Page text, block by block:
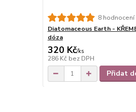
8 hodnocení
Diatomaceous Earth -
dóza
320 Kč/ks
286 Kč bez DPH
Přidat